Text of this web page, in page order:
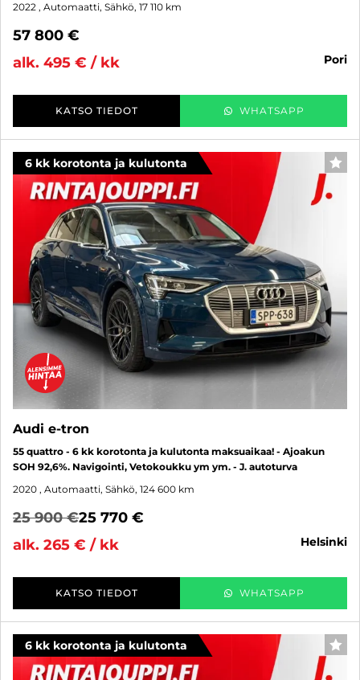
2022 , Automaatti, Sähkö, 17 110 km
57 800 €
alk. 495 € / kk
pori
KATSO TIEDOT WHATSAPP
6 kk korotonta ja kulutonta
Audi e-tron
55 quattro - 6 kk korotonta ja kulutonta maksuaikaa! - Ajoakun
SOH 92,6%. Navigointi, Vetokoukku ym ym. - J. autoturva
2020 , Automaatti, Sähkö, 124 600 km
25 900 €25 770 €
alk. 265 € / kk
helsinki
KATSO TIEDOT WHATSAPP
6 kk korotonta ja kulutonta